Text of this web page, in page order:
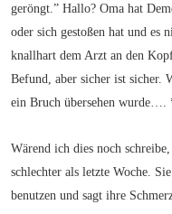
geröngt.” Hallo? Oma hat
oder sich gestoßen hat und es
knallhart dem Arzt an den
Befund, aber sicher ist sicher.
ein Bruch übersehen
Wärend ich dies noch
schlechter als letzte Woche.
benutzen und sagt ihre